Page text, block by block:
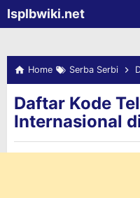
-->Isplbwiki.net
Home Serba Serbi
Daftar Kode
Internasional